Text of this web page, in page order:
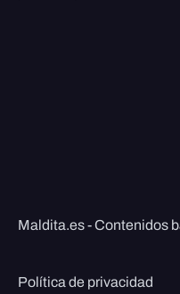
Maldita.es - Contenidos
Política de privacidad